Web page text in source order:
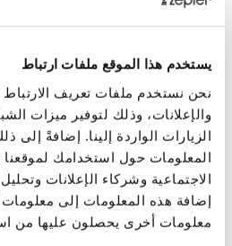
يستخدم هذا الموقع ملفات ارتباط
نحن نستخدم ملفات تعريف
والإعلانات، وذلك لتوفير ميزات
الزيارات الواردة إلينا. إضافةً إلى
المعلومات حول استخدامك
الاجتماعية وشركاء الإعلانات
إضافة هذه المعلومات إلى
معلومات أخرى يحصلون عليها من
7.00 JOD
سعر ZepterClub
7.00 JOD
اضافــة الى عربة التسوق و
التوصيل خلال 5 أيام عمل